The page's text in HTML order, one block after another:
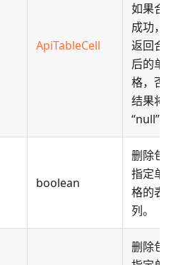
ApiTableCell
如果合
成功，
返回合
后的单
格，否
结果将
“null”。
boolean
删除包
指定单
格的表
列。
删除包